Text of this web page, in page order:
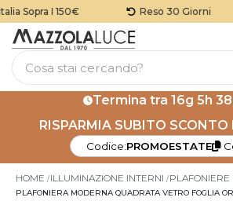
Sopra I 150€ Reso 30 Giorni
Termina tra 16g 5h
RISPARMIA SUBITO
Codice:PROMOESTATE
HOME ILLUMINAZIONE INTERNI PLAFONIERE
PLAFONIERA MODERNA QUADRATA VETRO FOGLIA